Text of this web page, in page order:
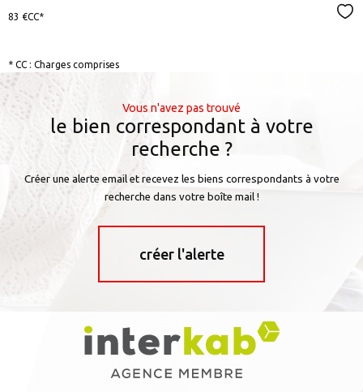
83 €CC*
* CC : Charges comprises
Vous n'avez pas trouvé
le bien correspondant à votre
recherche ?
Créer une alerte email et recevez les biens correspondants à votre
recherche dans votre boîte mail !
créer l'alerte